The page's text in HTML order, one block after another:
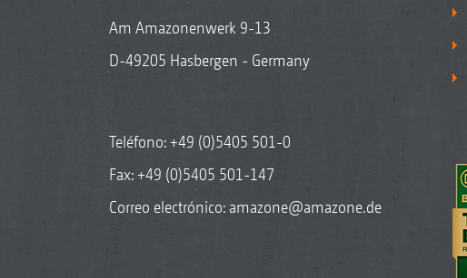
Am Amazonenwerk 9-13
D-49205 Hasbergen - Germany
Teléfono:+49 (0)5405 501-0
Fax: +49 (0)5405 501-147
Correo electrónico: amazone@amazone.de